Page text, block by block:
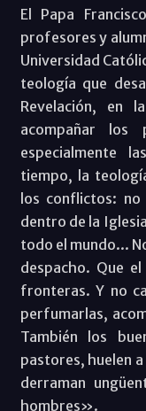
El Papa
profesores y
Universidad
teología que
Revelación, en
acompañar los
especialmente
tiempo, la
los conflictos:
dentro de la
todo el mundo...
despacho. Que
fronteras. Y no
perfumarlas,
También los
pastores, huelen
derraman
hombres».